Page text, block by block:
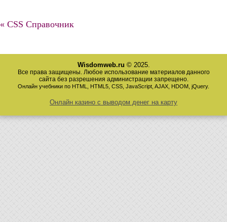
« CSS Справочник
Wisdomweb.ru © 2025.
Все права защищены. Любое использование материалов данного
сайта без разрешения администрации запрещено.
Онлайн учебники по HTML, HTML5, CSS, JavaScript, AJAX, HDOM, jQuery.
Онлайн казино с выводом денег на карту